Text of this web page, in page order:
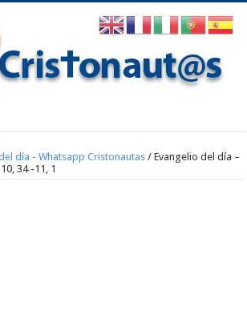
día - Whatsapp Cristonautas / Evangelio del día –
34 -11, 1